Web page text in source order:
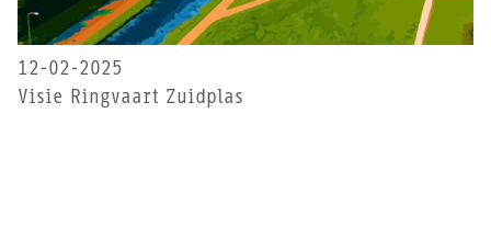
12-02-2025
Visie Ringvaart Zuidplas